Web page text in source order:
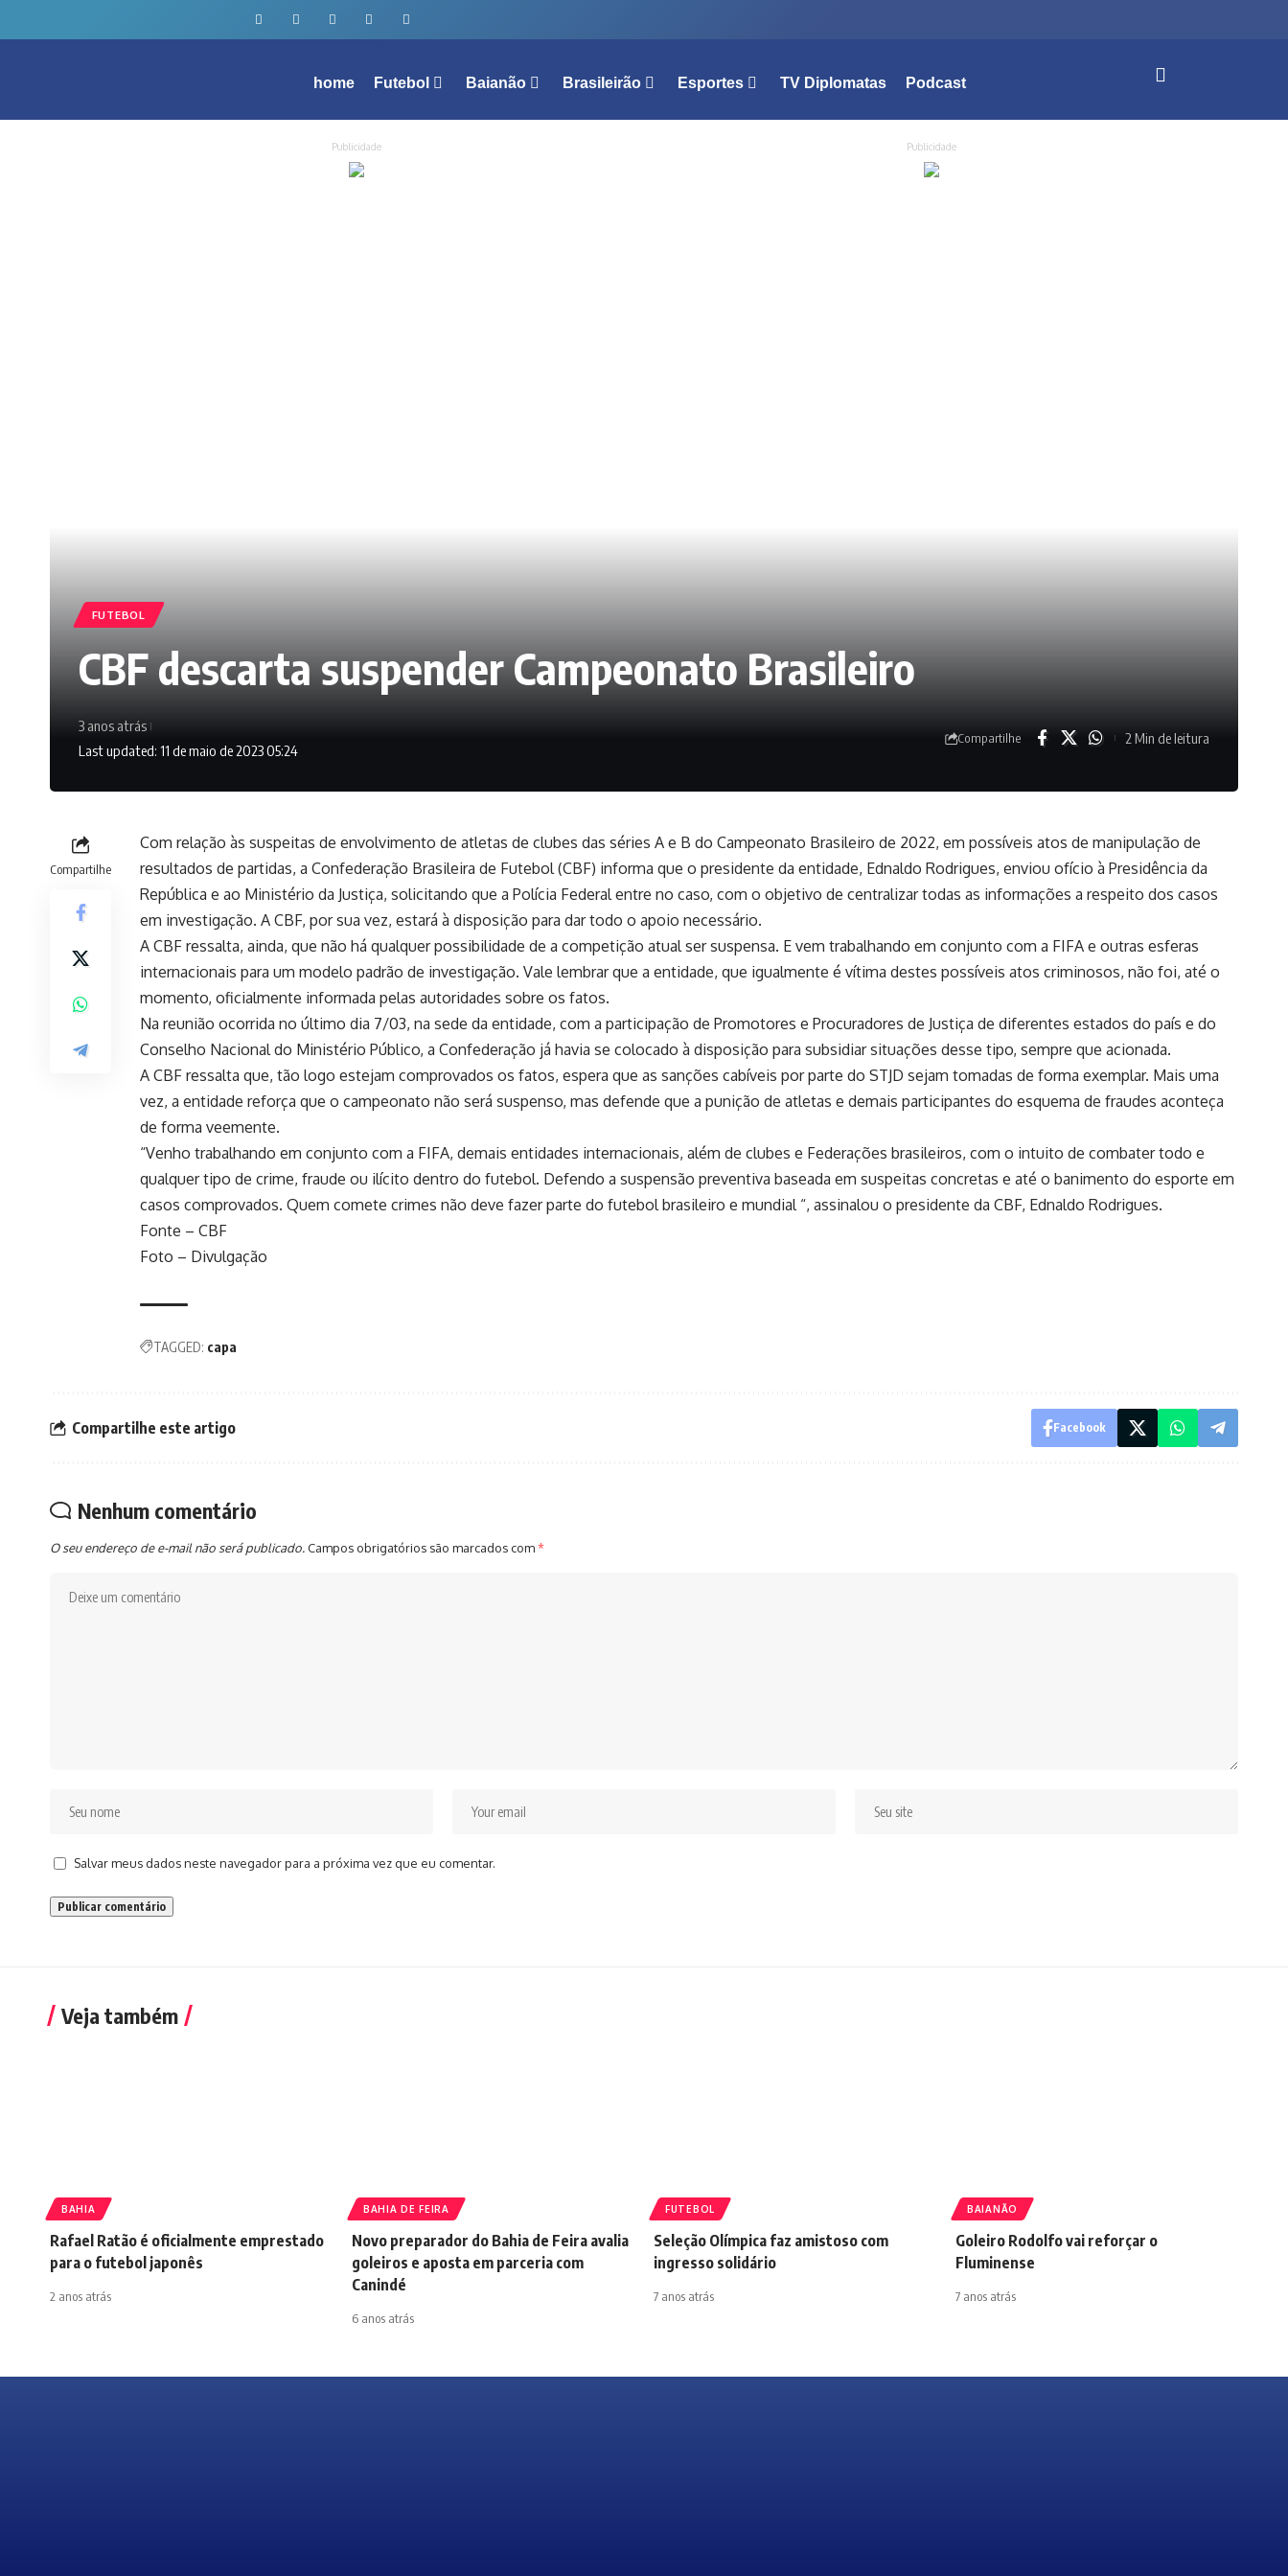
home Futebol Baianão Brasileirão Esportes TV Diplomatas Podcast
Publicidade Publicidade
FUTEBOL
CBF descarta suspender Campeonato Brasileiro
Last updated: 11 de maio de 2023 05:24
3 anos atrás
Compartilhe 2 Min de leitura
Compartilhe
Com relação às suspeitas de envolvimento de atletas de clubes das séries A e B do Campeonato Brasileiro de 2022, em possíveis atos de manipulação de
resultados de partidas, a Confederação Brasileira de Futebol (CBF) informa que o presidente da entidade, Ednaldo Rodrigues, enviou ofício à Presidência da
República e ao Ministério da Justiça, solicitando que a Polícia Federal entre no caso, com o objetivo de centralizar todas as informações a respeito dos casos
em investigação. A CBF, por sua vez, estará à disposição para dar todo o apoio necessário.
A CBF ressalta, ainda, que não há qualquer possibilidade de a competição atual ser suspensa. E vem trabalhando em conjunto com a FIFA e outras esferas
internacionais para um modelo padrão de investigação. Vale lembrar que a entidade, que igualmente é vítima destes possíveis atos criminosos, não foi, até o
momento, oficialmente informada pelas autoridades sobre os fatos.
Na reunião ocorrida no último dia 7/03, na sede da entidade, com a participação de Promotores e Procuradores de Justiça de diferentes estados do país e do
Conselho Nacional do Ministério Público, a Confederação já havia se colocado à disposição para subsidiar situações desse tipo, sempre que acionada.
A CBF ressalta que, tão logo estejam comprovados os fatos, espera que as sanções cabíveis por parte do STJD sejam tomadas de forma exemplar. Mais uma
vez, a entidade reforça que o campeonato não será suspenso, mas defende que a punição de atletas e demais participantes do esquema de fraudes aconteça
de forma veemente.
“Venho trabalhando em conjunto com a FIFA, demais entidades internacionais, além de clubes e Federações brasileiros, com o intuito de combater todo e
qualquer tipo de crime, fraude ou ilícito dentro do futebol. Defendo a suspensão preventiva baseada em suspeitas concretas e até o banimento do esporte em
casos comprovados. Quem comete crimes não deve fazer parte do futebol brasileiro e mundial “, assinalou o presidente da CBF, Ednaldo Rodrigues.
Fonte – CBF
Foto – Divulgação
TAGGED: capa
Compartilhe este artigo Facebook
Nenhum comentário
O seu endereço de e-mail não será publicado. Campos obrigatórios são marcados com*
Salvar meus dados neste navegador para a próxima vez que eu comentar.
Veja também
BAHIA
Rafael Ratão é oficialmente emprestado
para o futebol japonês
2 anos atrás
BAHIA DE FEIRA
Novo preparador do Bahia de Feira avalia
goleiros e aposta em parceria com
Canindé
6 anos atrás
FUTEBOL
Seleção Olímpica faz amistoso com
ingresso solidário
7 anos atrás
BAIANÃO
Goleiro Rodolfo vai reforçar o
Fluminense
7 anos atrás